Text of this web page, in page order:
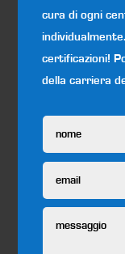
cura di ogni
certificazioni!
della carriera